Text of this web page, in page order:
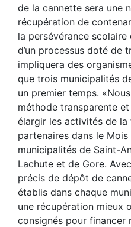
de la cannette sera une
récupération de
la persévérance scolaire
d’un processus doté de
impliquera des
que trois municipalités
un premier temps.
méthode transparente
élargir les activités de
partenaires dans le
municipalités de Saint-
Lachute et de Gore.
précis de dépôt de
établis dans chaque
une récupération mieux
consignés pour financer